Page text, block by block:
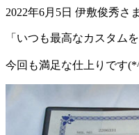
2022年6月5日 伊敷俊秀さ
「いつも最高なカスタム
今回も満足な仕上りです